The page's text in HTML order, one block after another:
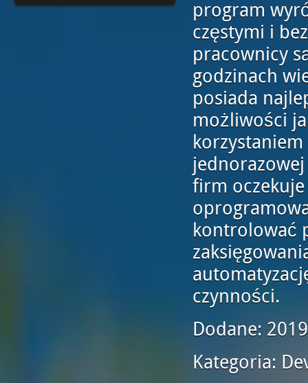
program
częstymi i
pracownicy
godzinach
posiada
możliwości
firm oczekuje
kontrolować
czynności.
Dodane:
Kategoria: